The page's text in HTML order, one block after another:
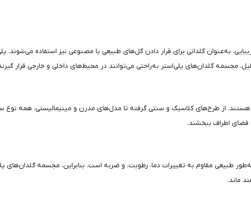
به‌عنوان گلدانی برای قرار دادن گل‌های طبیعی یا مصنوعی نیز استفاده می‌شوند.
گلدان‌های پلی‌استر به‌راحتی می‌توانند در محیط‌های داخلی و خارجی قرار
از طرح‌های کلاسیک و سنتی گرفته تا مدل‌های مدرن و مینیمالیستی، همه
فضای اطراف ببخشند.
طبیعی مقاوم به تغییرات دما، رطوبت، و ضربه است. بنابراین، مجسمه گلدان‌های
ماند.